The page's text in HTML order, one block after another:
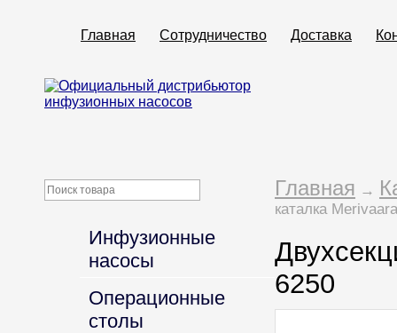
Главная Сотрудничество Доставка
Главная →
каталка
6250
Инфузионные
насосы
Операционные
столы